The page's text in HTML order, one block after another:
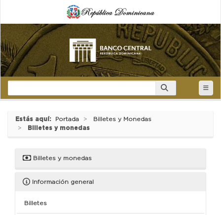
Estás aquí: Portada
Billetes y Monedas
Billetes y monedas
Billetes y monedas
Información general
Billetes